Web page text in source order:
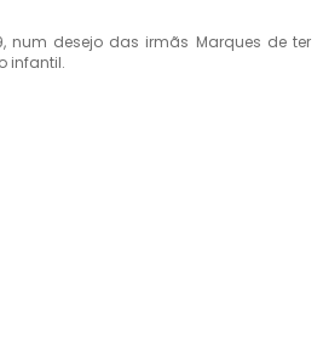
num desejo das irmãs Marques de ter
infantil.